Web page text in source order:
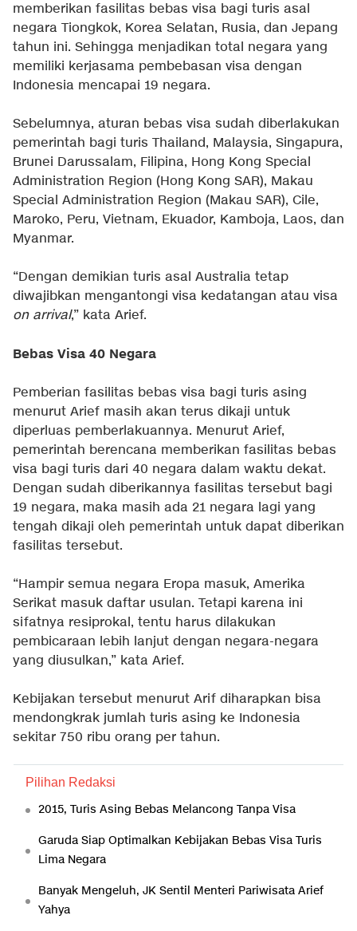
memberikan fasilitas bebas visa bagi turis asal
negara Tiongkok, Korea Selatan, Rusia, dan Jepang
tahun ini. Sehingga menjadikan total negara yang
memiliki kerjasama pembebasan visa dengan
Indonesia mencapai 19 negara.
Sebelumnya, aturan bebas visa sudah diberlakukan
pemerintah bagi turis Thailand, Malaysia, Singapura,
Brunei Darussalam, Filipina, Hong Kong Special
Administration Region (Hong Kong SAR), Makau
Special Administration Region (Makau SAR), Cile,
Maroko, Peru, Vietnam, Ekuador, Kamboja, Laos, dan
Myanmar.
“Dengan demikian turis asal Australia tetap
diwajibkan mengantongi visa kedatangan atau visa
on arrival,” kata Arief.
Bebas Visa 40 Negara
Pemberian fasilitas bebas visa bagi turis asing
menurut Arief masih akan terus dikaji untuk
diperluas pemberlakuannya. Menurut Arief,
pemerintah berencana memberikan fasilitas bebas
visa bagi turis dari 40 negara dalam waktu dekat.
Dengan sudah diberikannya fasilitas tersebut bagi
19 negara, maka masih ada 21 negara lagi yang
tengah dikaji oleh pemerintah untuk dapat diberikan
fasilitas tersebut.
“Hampir semua negara Eropa masuk, Amerika
Serikat masuk daftar usulan. Tetapi karena ini
sifatnya resiprokal, tentu harus dilakukan
pembicaraan lebih lanjut dengan negara-negara
yang diusulkan,” kata Arief.
Kebijakan tersebut menurut Arif diharapkan bisa
mendongkrak jumlah turis asing ke Indonesia
sekitar 750 ribu orang per tahun.
Pilihan Redaksi
2015, Turis Asing Bebas Melancong Tanpa Visa
Garuda Siap Optimalkan Kebijakan Bebas Visa Turis
Lima Negara
Banyak Mengeluh, JK Sentil Menteri Pariwisata Arief
Yahya